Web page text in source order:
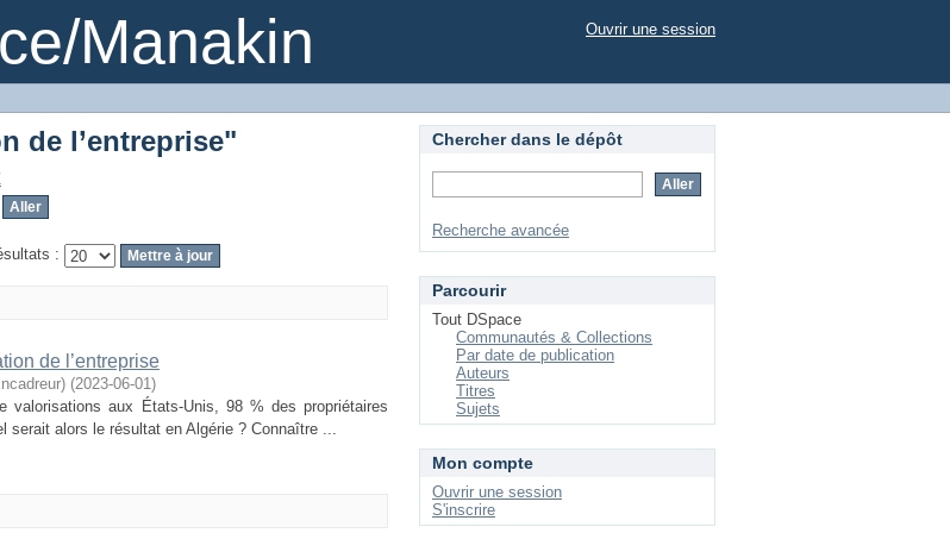
Manakin
de l’entreprise" Ouvrir une session
de l’entreprise"
:
de l’entreprise
(2023-06-01)
aux États-Unis, 98 % des propriétaires
serait alors le résultat en Algérie ? Connaître ...
Chercher dans le dépôt
Recherche avancée
Parcourir
Tout DSpace
Communautés & Collections
Par date de publication
Auteurs
Titres
Sujets
Mon compte
Ouvrir une session
S'inscrire